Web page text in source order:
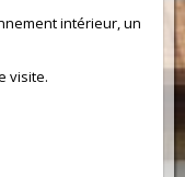
intérieur, un
visite.